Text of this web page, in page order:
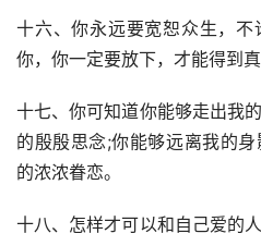
十六、你永远要宽恕众生，
你，你一定要放下，才能得到真
十七、你可知道你能够走出我
的殷殷思念;你能够远离我的
的浓浓眷恋。
十八、怎样才可以和自己爱的